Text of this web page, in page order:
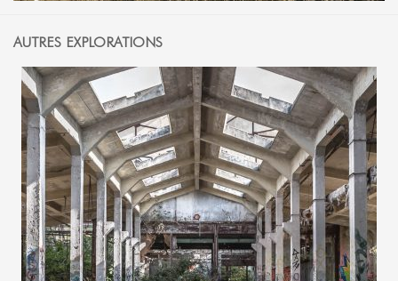
AUTRES EXPLORATIONS
25 SEPTEMBRE 2020